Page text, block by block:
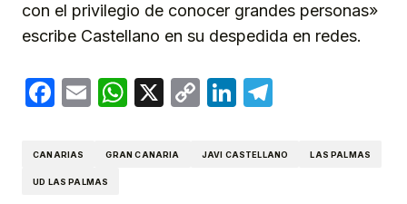
con el privilegio de conocer grandes personas»
escribe Castellano en su despedida en redes.
Facebook
EmailWhatsApp
X
CopyLinkedIn
CANARIAS GRAN CANARIA JAVI CASTELLANO LAS PALMAS
UD LAS PALMAS